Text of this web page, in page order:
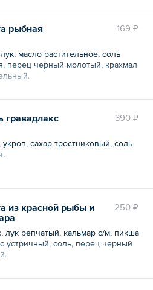
169 ₽
рыбная
масло растительное, соль
перец черный молотый, крахмал
390 ₽
гравадлакс
укроп, сахар тростниковый, соль
– 100 г
250 ₽
из красной рыбы и
лук репчатый, кальмар с/м, пикша
устричный, соль, перец черный